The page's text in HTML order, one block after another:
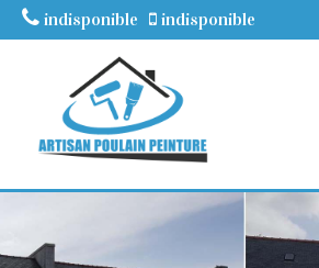
indisponible indisponible